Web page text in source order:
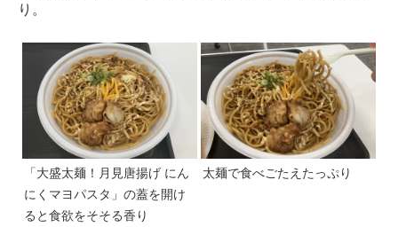
り。
「大盛太麺！月見唐揚げ にん
にくマヨパスタ」の蓋を開け
ると食欲をそそる香り
太麺で食べごたえたっぷり